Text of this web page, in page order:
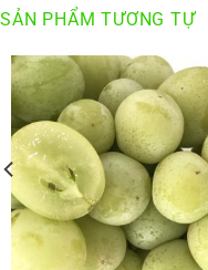
SẢN PHẨM TƯƠNG TỰ